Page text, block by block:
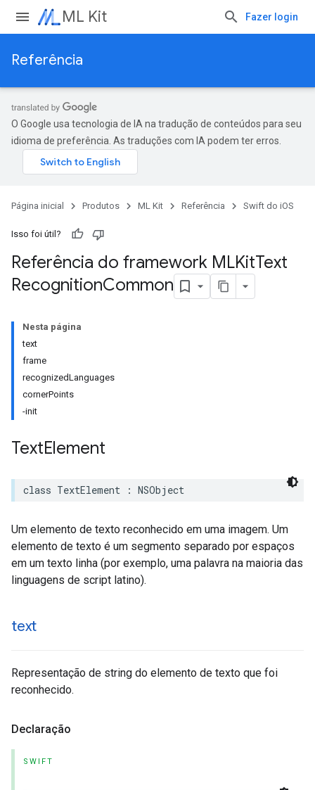
ML Kit Fazer login
Referência
O Google usa tecnologia de IA na tradução de conteúdos para seu
idioma de preferência. As traduções com IA podem ter erros.
Página inicial Produtos ML Kit Referência Swift do iOS
Isso foi útil?
Referência do framework MLKitText
RecognitionCommon
Nesta página
text
frame
recognizedLanguages
cornerPoints
-init
TextElement
class TextElement : NSObject
Um elemento de texto reconhecido em uma imagem. Um
elemento de texto é um segmento separado por espaços
em um texto linha (por exemplo, uma palavra na maioria das
linguagens de script latino).
text
Representação de string do elemento de texto que foi
reconhecido.
Declaração
SWIFT